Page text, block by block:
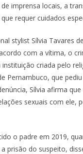
imprensa locais, a
requer cuidados
stylist Sílvia Tavares
com a vítima, o
criada pelo
Pernambuco, que
Sílvia afirma
sexuais com ele,
o padre em 2019,
prisão do suspeito,